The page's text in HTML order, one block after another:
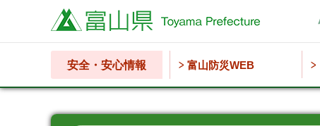
富山県
安全・安心情報 富山防災WEB